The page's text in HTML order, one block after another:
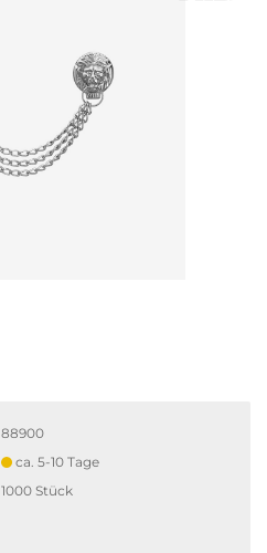
88900
ca. 5-10 Tage
1000 Stück